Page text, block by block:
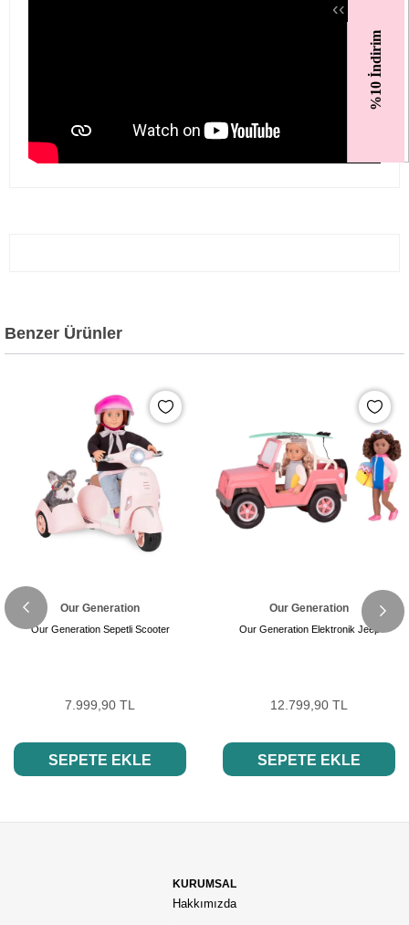
%10 İndirim
‹‹
Benzer Ürünler
Our Generation
Our Generation Sepetli Scooter
7.999,90 TL
SEPETE EKLE
Our Generation
Our Generation Elektronik Jeep
12.799,90 TL
SEPETE EKLE
KURUMSAL
Hakkımızda